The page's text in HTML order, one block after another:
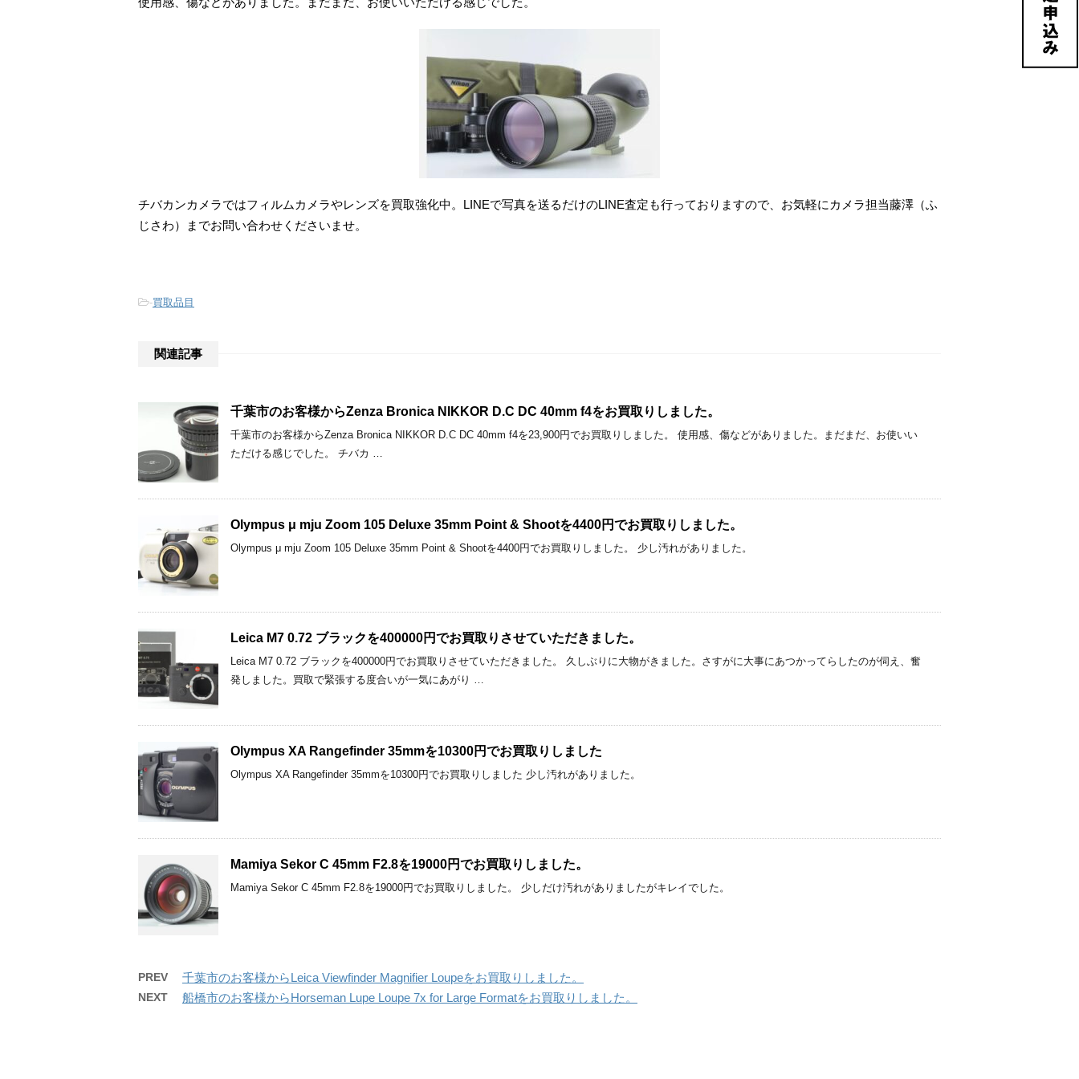
チバカンカメラではフィルムカメラやレンズを買取強化中。LINEで写真を送るだけのLINE査定も行っておりますので、お気軽にカメラ担当藤澤（ふ
じさわ）までお問い合わせくださいませ。
-買取品目
関連記事
千葉市のお客様からZenza Bronica NIKKOR D.C DC 40mm f4をお買取りしました。
千葉市のお客様からZenza Bronica NIKKOR D.C DC 40mm f4を23,900円でお買取りしました。 使用感、傷などがありました。まだまだ、お使いい
ただける感じでした。 チバカ …
Olympus μ mju Zoom 105 Deluxe 35mm Point & Shootを4400円でお買取りしました。
Olympus μ mju Zoom 105 Deluxe 35mm Point & Shootを4400円でお買取りしました。 少し汚れがありました。
Leica M7 0.72 ブラックを400000円でお買取りさせていただきました。
Leica M7 0.72 ブラックを400000円でお買取りさせていただきました。 久しぶりに大物がきました。さすがに大事にあつかってらしたのが伺え、奮
発しました。買取で緊張する度合いが一気にあがり …
Olympus XA Rangefinder 35mmを10300円でお買取りしました
Olympus XA Rangefinder 35mmを10300円でお買取りしました 少し汚れがありました。
Mamiya Sekor C 45mm F2.8を19000円でお買取りしました。
Mamiya Sekor C 45mm F2.8を19000円でお買取りしました。 少しだけ汚れがありましたがキレイでした。
PREV 千葉市のお客様からLeica Viewfinder Magnifier Loupeをお買取りしました。
NEXT 船橋市のお客様からHorseman Lupe Loupe 7x for Large Formatをお買取りしました。